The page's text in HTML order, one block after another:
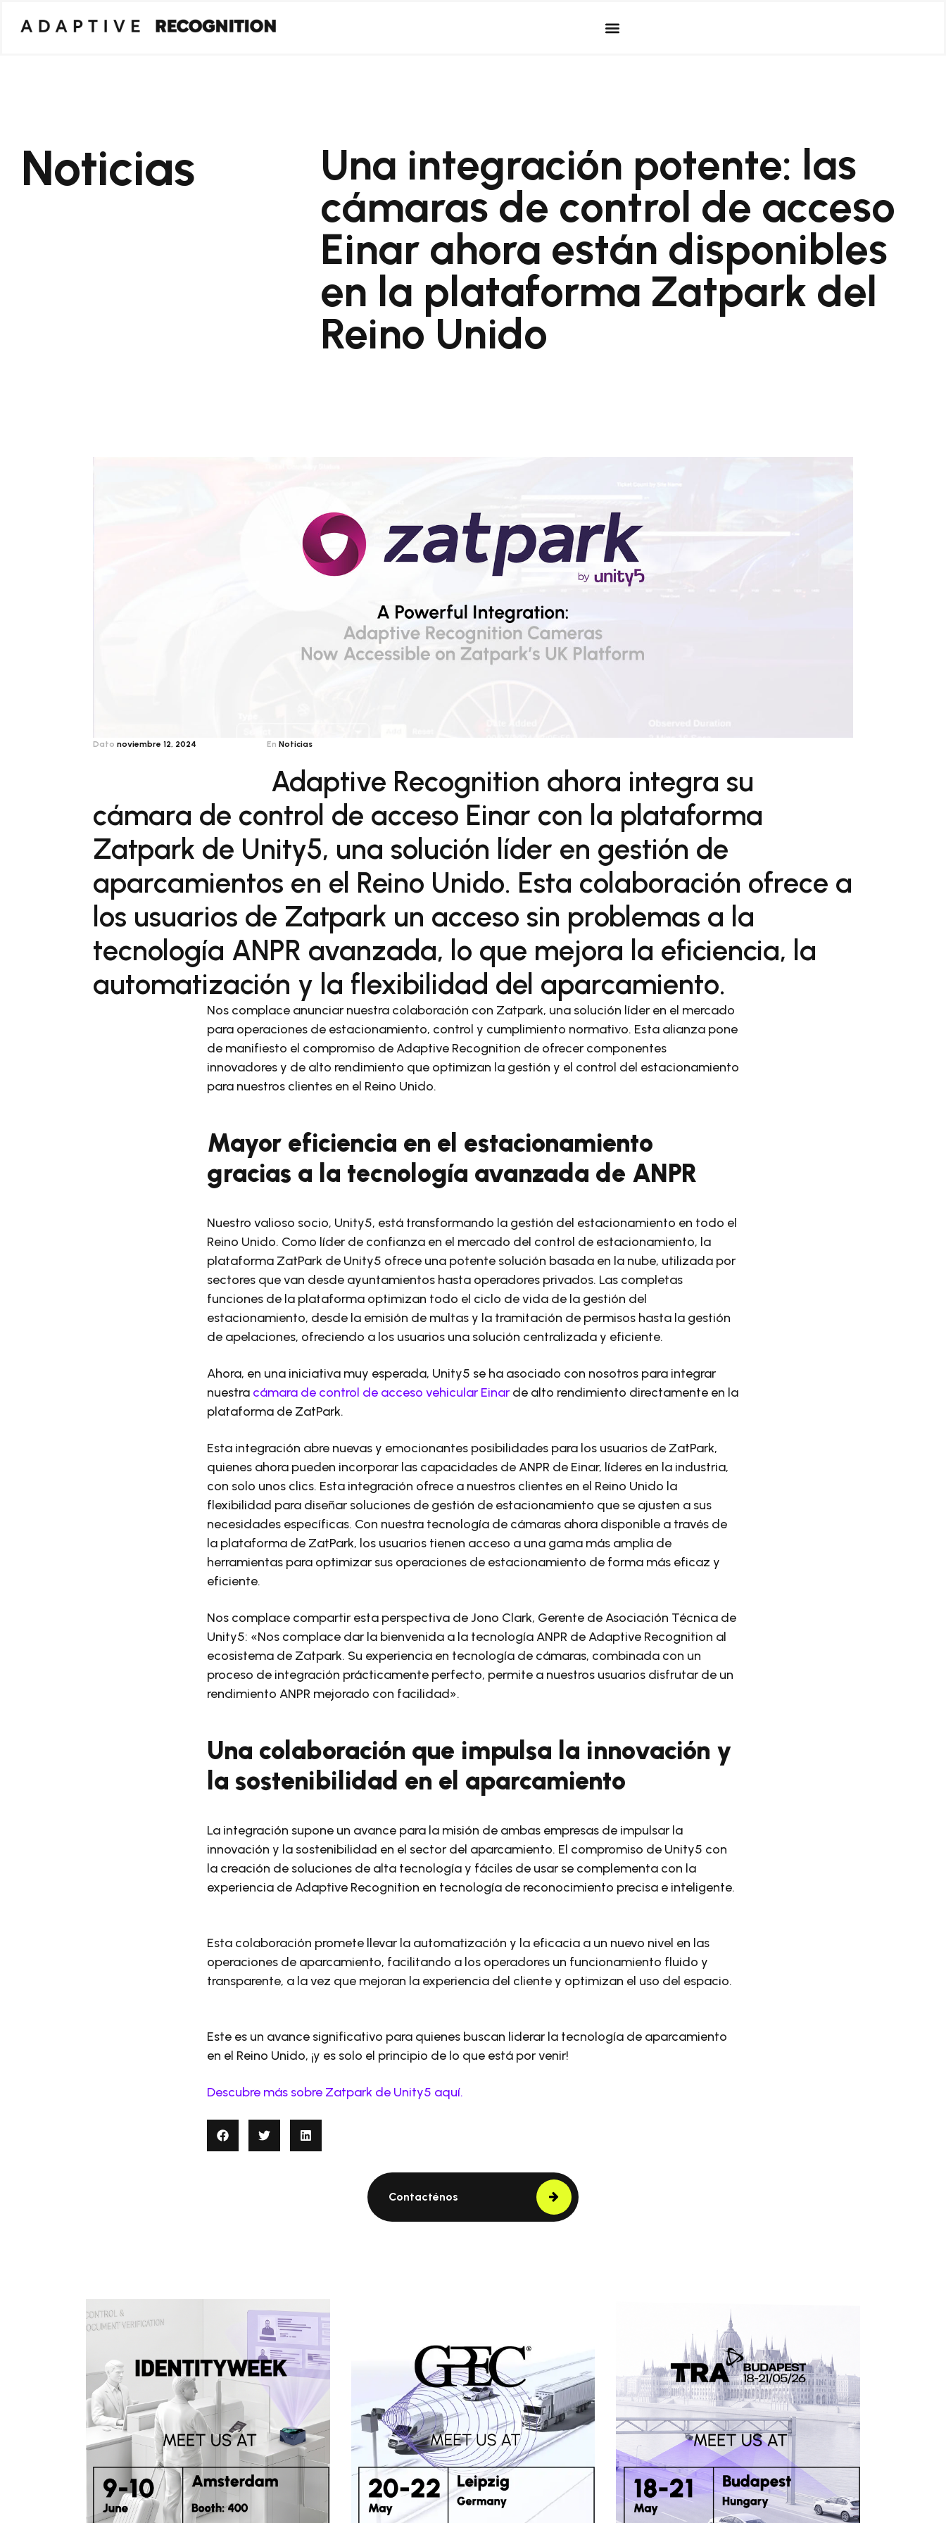
Noticias
Una integración potente: las
cámaras de control de acceso
Einar ahora están disponibles
en la plataforma Zatpark del
Reino Unido
Dato noviembre 12, 2024 En Noticias
Adaptive Recognition ahora integra su
cámara de control de acceso Einar con la plataforma
Zatpark de Unity5, una solución líder en gestión de
aparcamientos en el Reino Unido. Esta colaboración ofrece a
los usuarios de Zatpark un acceso sin problemas a la
tecnología ANPR avanzada, lo que mejora la eficiencia, la
automatización y la flexibilidad del aparcamiento.
Nos complace anunciar nuestra colaboración con Zatpark, una solución líder en el mercado
para operaciones de estacionamiento, control y cumplimiento normativo. Esta alianza pone
de manifiesto el compromiso de Adaptive Recognition de ofrecer componentes
innovadores y de alto rendimiento que optimizan la gestión y el control del estacionamiento
para nuestros clientes en el Reino Unido.
Mayor eficiencia en el estacionamiento
gracias a la tecnología avanzada de ANPR
Nuestro valioso socio, Unity5, está transformando la gestión del estacionamiento en todo el
Reino Unido. Como líder de confianza en el mercado del control de estacionamiento, la
plataforma ZatPark de Unity5 ofrece una potente solución basada en la nube, utilizada por
sectores que van desde ayuntamientos hasta operadores privados. Las completas
funciones de la plataforma optimizan todo el ciclo de vida de la gestión del
estacionamiento, desde la emisión de multas y la tramitación de permisos hasta la gestión
de apelaciones, ofreciendo a los usuarios una solución centralizada y eficiente.
Ahora, en una iniciativa muy esperada, Unity5 se ha asociado con nosotros para integrar
nuestra cámara de control de acceso vehicular Einarde alto rendimiento directamente en la
plataforma de ZatPark.
Esta integración abre nuevas y emocionantes posibilidades para los usuarios de ZatPark,
quienes ahora pueden incorporar las capacidades de ANPR de Einar, líderes en la industria,
con solo unos clics. Esta integración ofrece a nuestros clientes en el Reino Unido la
flexibilidad para diseñar soluciones de gestión de estacionamiento que se ajusten a sus
necesidades específicas. Con nuestra tecnología de cámaras ahora disponible a través de
la plataforma de ZatPark, los usuarios tienen acceso a una gama más amplia de
herramientas para optimizar sus operaciones de estacionamiento de forma más eficaz y
eficiente.
Nos complace compartir esta perspectiva de Jono Clark, Gerente de Asociación Técnica de
Unity5: «Nos complace dar la bienvenida a la tecnología ANPR de Adaptive Recognition al
ecosistema de Zatpark. Su experiencia en tecnología de cámaras, combinada con un
proceso de integración prácticamente perfecto, permite a nuestros usuarios disfrutar de un
rendimiento ANPR mejorado con facilidad».
Una colaboración que impulsa la innovación y
la sostenibilidad en el aparcamiento
La integración supone un avance para la misión de ambas empresas de impulsar la
innovación y la sostenibilidad en el sector del aparcamiento. El compromiso de Unity5 con
la creación de soluciones de alta tecnología y fáciles de usar se complementa con la
experiencia de Adaptive Recognition en tecnología de reconocimiento precisa e inteligente.
Esta colaboración promete llevar la automatización y la eficacia a un nuevo nivel en las
operaciones de aparcamiento, facilitando a los operadores un funcionamiento fluido y
transparente, a la vez que mejoran la experiencia del cliente y optimizan el uso del espacio.
Este es un avance significativo para quienes buscan liderar la tecnología de aparcamiento
en el Reino Unido, ¡y es solo el principio de lo que está por venir!
Descubre más sobre Zatpark de Unity5 aquí.
Contacténos